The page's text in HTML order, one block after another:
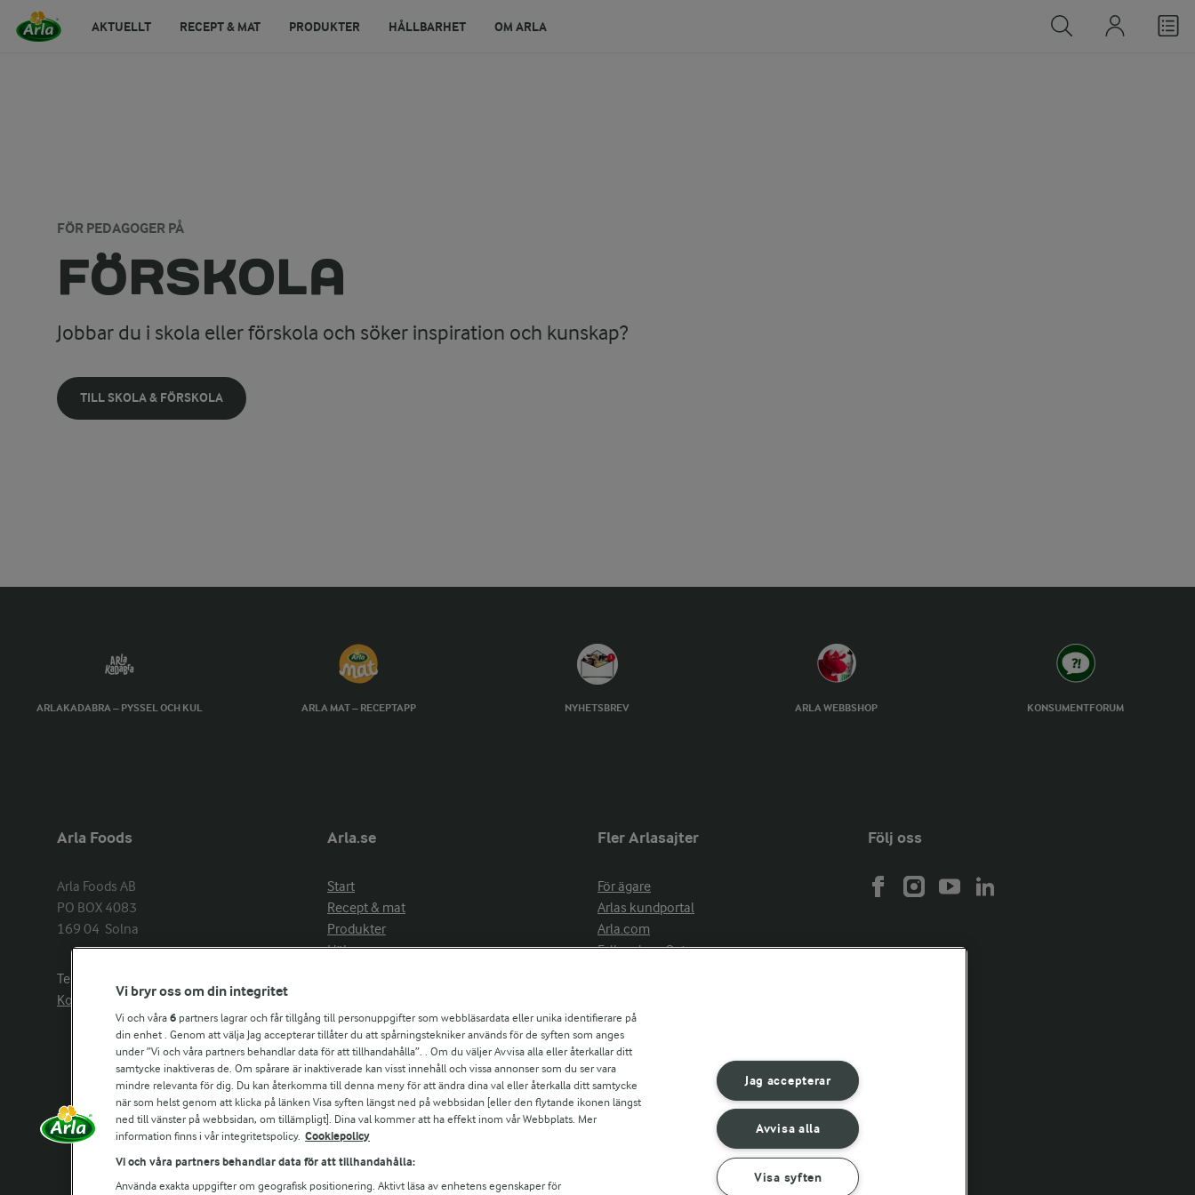
AKTUELLT RECEPT & MAT PRODUKTER HÅLLBARHET OM ARLA
FÖR PEDAGOGER PÅ
FÖRSKOLA
Jobbar du i skola eller förskola och söker inspiration och kunskap?
TILL SKOLA & FÖRSKOLA
ARLAKADABRA – PYSSEL OCH KUL ARLA MAT – RECEPTAPP NYHETSBREV ARLA WEBBSHOP KONSUMENTFORUM
Arla Foods
Arla Foods AB
PO BOX 4083
169 04  Solna
Telefon:
Kontakta oss
Arla.se
Start
Recept & mat
Produkter
Hälsa
Aktuellt
Om Arla
Nyheter & press
Jobb & karriär
Kontakta oss
Fler Arlasajter
För ägare
Arlas kundportal
Arla.com
Falbygdens Ost
Följ oss
Vi bryr oss om din integritet
Vi och våra 6 partners lagrar och får tillgång till personuppgifter som webbläsardata eller unika identifierare på
din enhet . Genom att välja Jag accepterar tillåter du att spårningstekniker används för de syften som anges
under ”Vi och våra partners behandlar data för att tillhandahålla”. . Om du väljer Avvisa alla eller återkallar ditt
samtycke inaktiveras de. Om spårare är inaktiverade kan visst innehåll och vissa annonser som du ser vara
mindre relevanta för dig. Du kan återkomma till denna meny för att ändra dina val eller återkalla ditt samtycke
när som helst genom att klicka på länken Visa syften längst ned på webbsidan [eller den flytande ikonen längst
ned till vänster på webbsidan, om tillämpligt]. Dina val kommer att ha effekt inom vår Webbplats. Mer
information finns i vår integritetspolicy. Cookiepolicy
Vi och våra partners behandlar data för att tillhandahålla:
Använda exakta uppgifter om geografisk positionering. Aktivt läsa av enhetens egenskaper för
Jag accepterar
Avvisa alla
Visa syften